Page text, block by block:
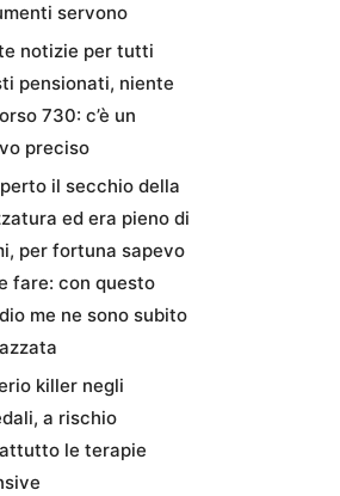
servono
notizie per tutti
pensionati, niente
730: c’è un
preciso
il secchio della
ed era pieno di
per fortuna sapevo
fare: con questo
me ne sono subito
killer negli
a rischio
le terapie